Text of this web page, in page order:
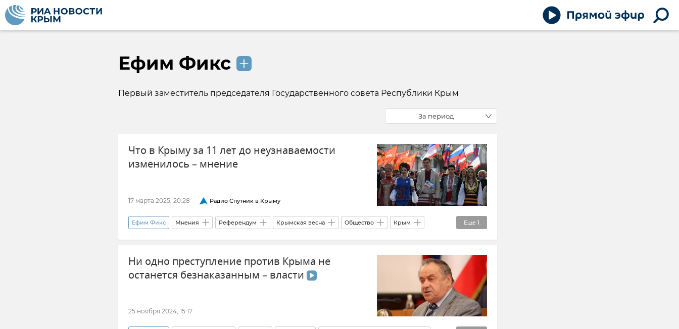
Ефим Фикс
Первый заместитель председателя Государственного совета Республики Крым
За период
Что в Крыму за 11 лет до неузнаваемости
изменилось – мнение
17 марта 2025, 20:28 Радио Спутник в Крыму
Еще 1
Ефим Фикс Мнения Референдум Крымская весна Общество Крым
Россия
Ни одно преступление против Крыма не
останется безнаказанным – власти
25 ноября 2024, 15:17